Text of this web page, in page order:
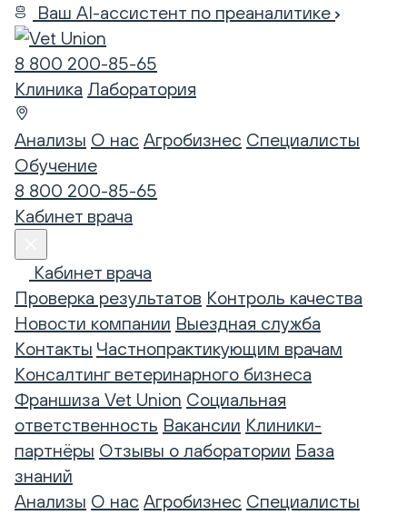
Ваш AI-ассистент по преаналитике
8 800 200-85-65
Клиника Лаборатория
Анализы О нас Агробизнес Специалисты
Обучение
8 800 200-85-65
Кабинет врача
Кабинет врача
Проверка результатов Контроль качества
Новости компании Выездная служба
Контакты Частнопрактикующим врачам
Консалтинг ветеринарного бизнеса
Франшиза Vet Union Социальная
ответственность Вакансии Клиники-
партнёры Отзывы о лаборатории База
знаний
Анализы О нас Агробизнес Специалисты